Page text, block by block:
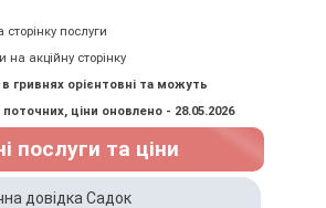
сторінку послуги
на акційну сторінку
в гривнях орієнтовні та можуть
поточних, ціни оновлено - 28.05.2026
послуги та ціни
Пакет Медична довідка Садок